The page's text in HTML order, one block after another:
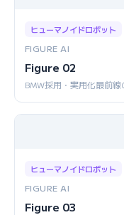
ヒューマノイドロボット
FIGURE AI
Figure 02
BMW採用・実用化最前
ヒューマノイドロボット
FIGURE AI
Figure 03